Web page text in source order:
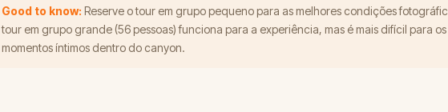
Good to know: Reserve o tour em grupo pequeno para as melhores condições
tour em grupo grande (56 pessoas) funciona para a experiência, mas é mais difícil para os
momentos íntimos dentro do canyon.